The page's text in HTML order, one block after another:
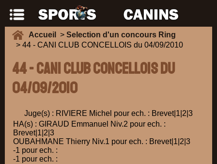
Accueil > Selection d'un concours Ring
> 44 - CANI CLUB CONCELLOIS du 04/09/2010
44 - CANI CLUB CONCELLOIS du
04/09/2010
Juge(s) : RIVIERE Michel pour ech. : Brevet|1|2|3
HA(s) : GIRAUD Emmanuel Niv.2 pour ech. :
Brevet|1|2|3
OUBAHMANE Thierry Niv.1 pour ech. : Brevet|1|2|3
-1 pour ech. :
-1 pour ech. :